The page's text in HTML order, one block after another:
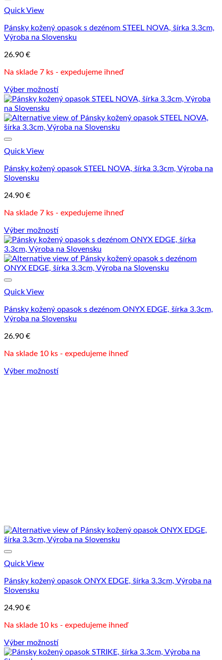
si
môžete
vybrať
na
stránke
Quick View
Pánsky kožený opasok s dezénom STEEL NOVA, šírka 3.3cm,
Výroba na Slovensku
26.90 €
Na sklade 7 ks - expedujeme ihneď
Výber možností
Tento
produkt
má
viacero
variantov.
si
môžete
vybrať
na
stránke
Quick View
Pánsky kožený opasok STEEL NOVA, šírka 3.3cm, Výroba na
Slovensku
24.90 €
Na sklade 7 ks - expedujeme ihneď
Výber možností
Tento
produkt
má
viacero
variantov.
si
môžete
vybrať
na
stránke
Quick View
Pánsky kožený opasok s dezénom ONYX EDGE, šírka 3.3cm,
Výroba na Slovensku
26.90 €
Na sklade 10 ks - expedujeme ihneď
Výber možností
Quick View
Pánsky kožený opasok ONYX EDGE, šírka 3.3cm, Výroba na
Slovensku
24.90 €
Na sklade 10 ks - expedujeme ihneď
Výber možností
Tento